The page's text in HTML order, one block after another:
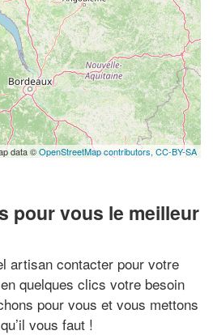
data ©OpenStreetMap contributors, CC-BY-SA
pour vous le meilleur
artisan contacter pour votre
quelques clics votre besoin
pour vous et vous mettons
vous faut !